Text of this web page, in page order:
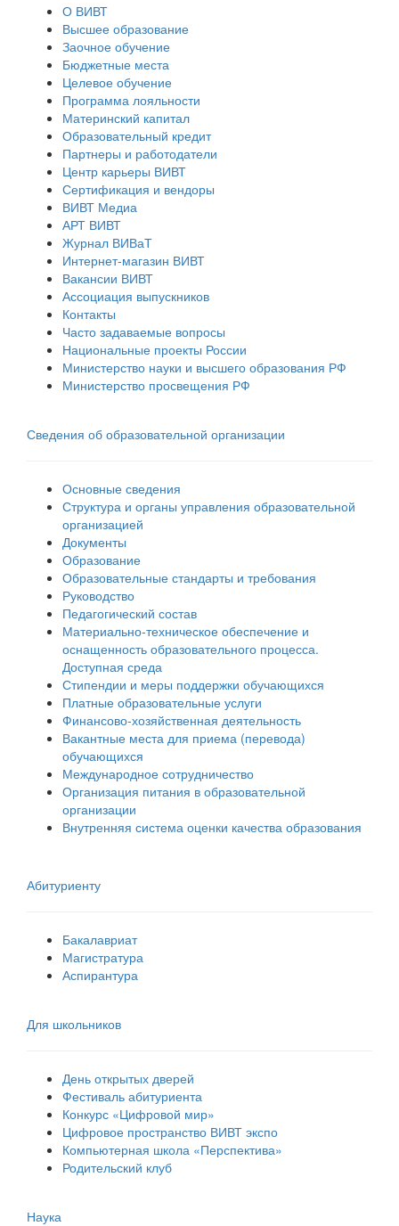
О ВИВТ
Высшее образование
Заочное обучение
Бюджетные места
Целевое обучение
Программа лояльности
Материнский капитал
Образовательный кредит
Партнеры и работодатели
Центр карьеры ВИВТ
Сертификация и вендоры
ВИВТ Медиа
АРТ ВИВТ
Журнал ВИВаТ
Интернет-магазин ВИВТ
Вакансии ВИВТ
Ассоциация выпускников
Контакты
Часто задаваемые вопросы
Национальные проекты России
Министерство науки и высшего образования РФ
Министерство просвещения РФ
Сведения об образовательной организации
Основные сведения
Структура и органы управления образовательной
организацией
Документы
Образование
Образовательные стандарты и требования
Руководство
Педагогический состав
Материально-техническое обеспечение и
оснащенность образовательного процесса.
Доступная среда
Стипендии и меры поддержки обучающихся
Платные образовательные услуги
Финансово-хозяйственная деятельность
Вакантные места для приема (перевода)
обучающихся
Международное сотрудничество
Организация питания в образовательной
организации
Внутренняя система оценки качества образования
Абитуриенту
Бакалавриат
Магистратура
Аспирантура
Для школьников
День открытых дверей
Фестиваль абитуриента
Конкурс «Цифровой мир»
Цифровое пространство ВИВТ экспо
Компьютерная школа «Перспектива»
Родительский клуб
Наука